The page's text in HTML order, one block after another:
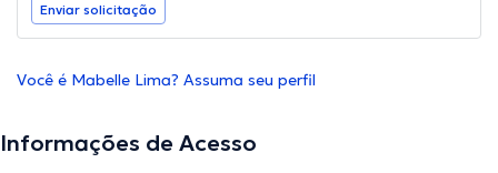
Enviar solicitação
Você é Mabelle Lima? Assuma seu perfil
Informações de Acesso